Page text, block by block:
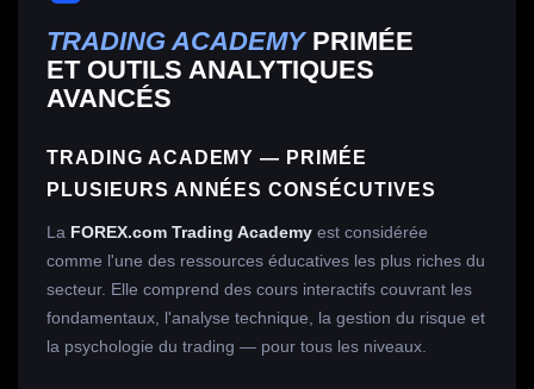
TRADING ACADEMYPRIMÉE
ET OUTILS ANALYTIQUES
AVANCÉS
TRADING ACADEMY — PRIMÉE
PLUSIEURS ANNÉES CONSÉCUTIVES
La FOREX.com Trading Academy est considérée
comme l'une des ressources éducatives les plus riches du
secteur. Elle comprend des cours interactifs couvrant les
fondamentaux, l'analyse technique, la gestion du risque et
la psychologie du trading — pour tous les niveaux.